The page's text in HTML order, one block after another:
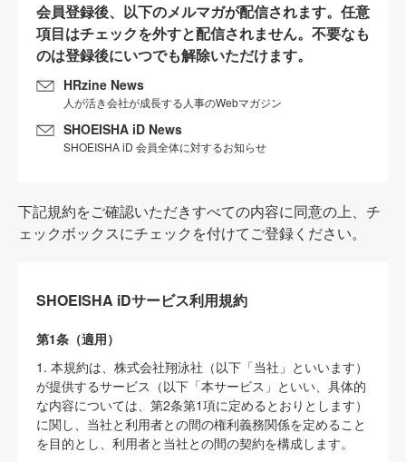
会員登録後、以下のメルマガが配信されます。任意
項目はチェックを外すと配信されません。不要なも
のは登録後にいつでも解除いただけます。
HRzine News
人が活き会社が成長する人事のWebマガジン
SHOEISHA iD News
SHOEISHA iD 会員全体に対するお知らせ
下記規約をご確認いただきすべての内容に同意の上、チ
ェックボックスにチェックを付けてご登録ください。
SHOEISHA iDサービス利用規約
第1条（適用）
1. 本規約は、株式会社翔泳社（以下「当社」といいます）
が提供するサービス（以下「本サービス」といい、具体的
な内容については、第2条第1項に定めるとおりとします）
に関し、当社と利用者との間の権利義務関係を定めること
を目的とし、利用者と当社との間の契約を構成します。